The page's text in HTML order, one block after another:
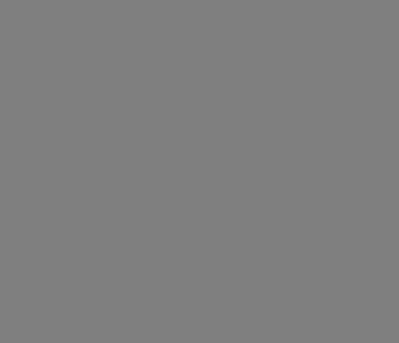
2022 est un vin blanc d'une
Il est représentatif du style des
en bouche remarquables.Le
dire une parcelle appartenant
terroir spécifique confère au vin